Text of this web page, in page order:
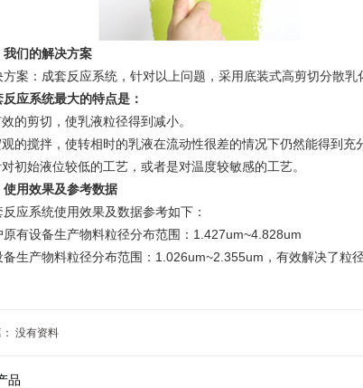
我们的解决方案
方案：成套反应系统，针对以上问题，采用底装式高剪切分散乳
反应系统最大的特点是：
的剪切，使乳液粒径得到减小。
的搅拌，使转相时的乳液在流动性很差的情况下仍然能得到充
初始液位较低的工艺，或者是对温度较敏感的工艺。
使用效果及参考数据
反应系统使用效果及数据参考如下：
原有设备生产物料粒径分布范围：1.427um~4.828um
备生产物料粒径分布范围：1.026um~2.355um，有效解决了粒
没有资料
品